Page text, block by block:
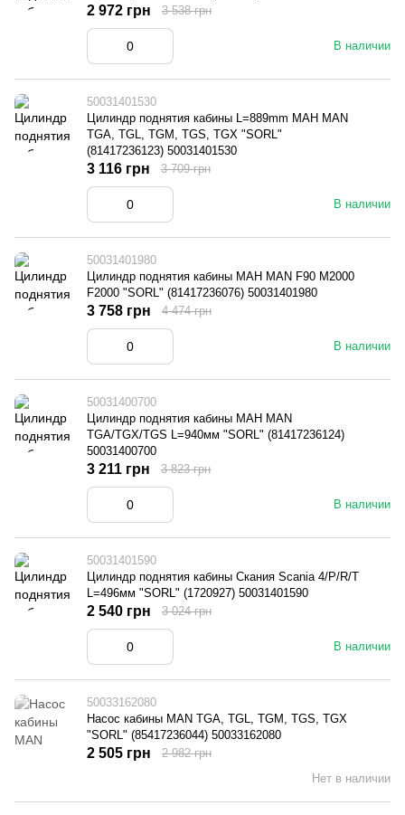
В наличии
2 972 грн 3 538 грн
50031401530
Цилиндр поднятия кабины L=889mm МАН MAN
TGA, TGL, TGM, TGS, TGX "SORL"
(81417236123) 50031401530
В наличии
3 116 грн 3 709 грн
50031401980
Цилиндр поднятия кабины МАН MAN F90 M2000
F2000 "SORL" (81417236076) 50031401980
В наличии
3 758 грн 4 474 грн
50031400700
Цилиндр поднятия кабины МАН MAN
TGA/TGX/TGS L=940мм "SORL" (81417236124)
50031400700
В наличии
3 211 грн 3 823 грн
50031401590
Цилиндр поднятия кабины Скания Scania 4/P/R/T
L=496мм "SORL" (1720927) 50031401590
В наличии
2 540 грн 3 024 грн
50033162080
Насос кабины MAN TGA, TGL, TGM, TGS, TGX
"SORL" (85417236044) 50033162080
Нет в наличии
2 505 грн 2 982 грн